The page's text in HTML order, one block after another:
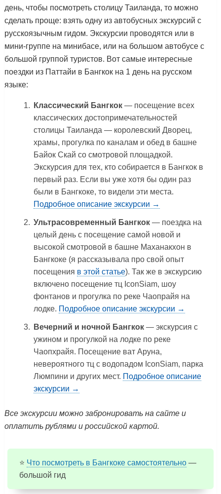
день, чтобы посмотреть столицу Таиланда, то можно
сделать проще: взять одну из автобусных экскурсий с
русскоязычным гидом. Экскурсии проводятся или в
мини-группе на минибасе, или на большом автобусе с
большой группой туристов. Вот самые интересные
поездки из Паттайи в Бангкок на 1 день на русском
языке:
Классический Бангкок— посещение всех
классических достопримечательностей
столицы Таиланда — королевский Дворец,
храмы, прогулка по каналам и обед в башне
Байок Скай со смотровой площадкой.
Экскурсия для тех, кто собирается в Бангкок в
первый раз. Если вы уже хотя бы один раз
были в Бангкоке, то видели эти места.
Подробное описание экскурсии →
Ультрасовременный Бангкок— поездка на
целый день с посещение самой новой и
высокой смотровой в башне Маханакхон в
Бангкоке (я рассказывала про свой опыт
посещения в этой статье). Так же в экскурсию
включено посещение тц IconSiam, шоу
фонтанов и прогулка по реке Чаопрайя на
лодке. Подробное описание экскурсии →
Вечерний и ночной Бангкок— экскурсия с
ужином и прогулкой на лодке по реке
Чаопхрайя. Посещение ват Аруна,
невероятного тц с водопадом IconSiam, парка
Люмпини и других мест. Подробное описание
экскурсии →
Все экскурсии можно забронировать на сайте и
оплатить рублями и российской картой.
⭐ Что посмотреть в Бангкоке самостоятельно —
большой гид